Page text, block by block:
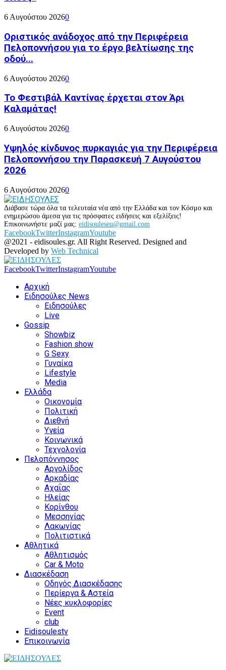
6 Αυγούστου 20260
Οριστικός ανάδοχος από την Περιφέρεια
Πελοποννήσου για το έργο βελτίωσης της
οδού...
6 Αυγούστου 20260
Το Φεστιβάλ Καντίνας έρχεται στον Άρι
Καλαμάτας!
6 Αυγούστου 20260
Υψηλός κίνδυνος πυρκαγιάς για την Περιφέρεια
Πελοποννήσου την Παρασκευή 7 Αυγούστου
2026
6 Αυγούστου 20260
Διάβασε τώρα όλα τα τελευταία νέα από την Ελλάδα και τον Κόσμο και
ενημερώσου άμεσα για τις πρόσφατες ειδήσεις και εξελίξεις!
Επικοινωνήστε μαζί μας: eidisouleseu@gmail.com
FacebookTwitterInstagramYoutube
@2021 - eidisoules.gr. All Right Reserved. Designed and
Developed by Web Technical
FacebookTwitterInstagramYoutube
Αρχική
Ειδησούλες News
Ειδησούλες
Live
Gossip
Showbiz
Fashion show
G Sexy
Γυναίκα
Lifestyle
Media
Ελλάδα
Οικονομία
Πολιτική
Διεθνή
Υγεία
Κοινωνικά
Τεχνολογία
Πελοπόννησος
Αργολίδος
Αρκαδίας
Αχαΐας
Ηλείας
Κορίνθου
Μεσσηνίας
Λακωνίας
Πολιτιστικά
Αθλητικά
Αθλητισμός
Car & Moto
Διασκέδαση
Οδηγός Διασκέδασης
Περίεργα & Αστεία
Νέες κυκλοφορίες
Event
club
Eidisoulestv
Επικοινωνία